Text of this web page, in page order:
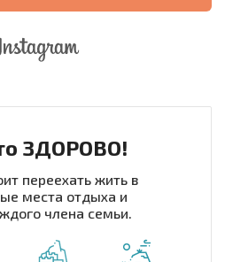
ЗДОРОВО!
переехать жить в
места отдыха и
члена семьи.